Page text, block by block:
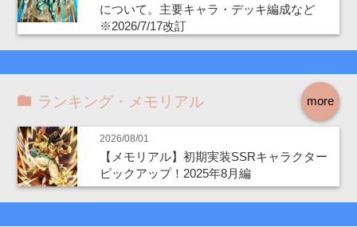
について。主要キャラ・デッキ編成など
※2026/7/17改訂
more
ランキング・メモリアル
2026/08/01
【メモリアル】初期実装SSRキャラクター
ピックアップ！2025年8月編